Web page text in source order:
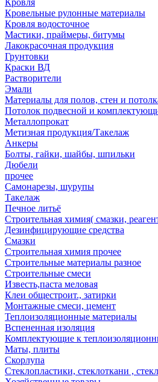
Кровля
Кровельные рулонные материалы
Кровля водосточное
Мастики, праймеры, битумы
Лакокрасочная продукция
Грунтовки
Краски ВД
Растворители
Эмали
Материалы для полов, стен и
Потолок подвесной и
Металлопрокат
Метизная продукция/Такелаж
Анкеры
Болты, гайки, шайбы, шпильки
Дюбели
прочее
Самонарезы, шурупы
Такелаж
Печное литьё
Строительная химия( смазки,
Дезинфицирующие средства
Смазки
Строительная химия прочее
Строительные материалы разное
Строительные смеси
Известь,паста меловая
Клеи общестроит., затирки
Монтажные смеси, цемент
Теплоизоляционные материалы
Вспененная изоляция
Комплектующие к
Маты, плиты
Скорлупа
Стеклопластики, стеклоткани ,